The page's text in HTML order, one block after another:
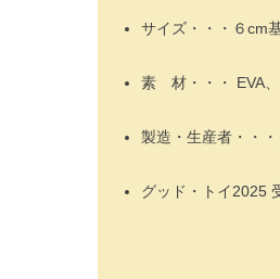
サイズ・・・６cm
素 材・・・ EVA
製造・生産者・・・
グッド・トイ2025